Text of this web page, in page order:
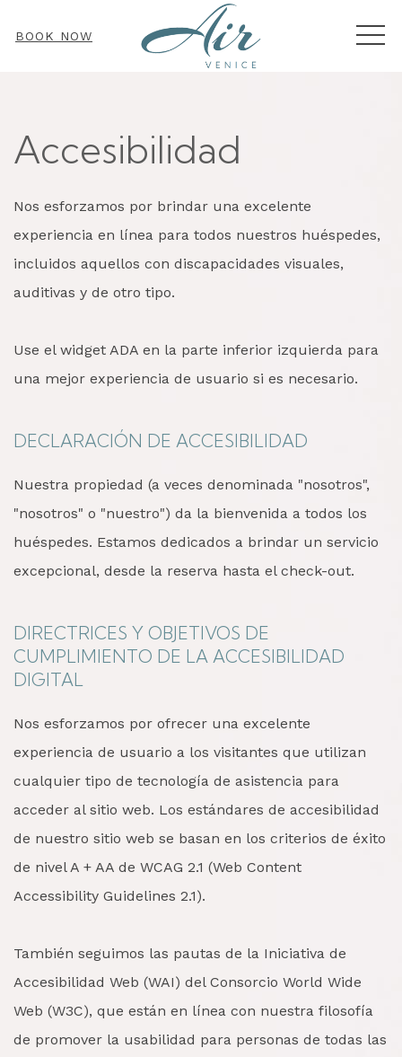
BOOK NOW
Accesibilidad
Nos esforzamos por brindar una excelente
experiencia en línea para todos nuestros huéspedes,
incluidos aquellos con discapacidades visuales,
auditivas y de otro tipo.
Use el widget ADA en la parte inferior izquierda para
una mejor experiencia de usuario si es necesario.
DECLARACIÓN DE ACCESIBILIDAD
Nuestra propiedad (a veces denominada "nosotros",
"nosotros" o "nuestro") da la bienvenida a todos los
huéspedes. Estamos dedicados a brindar un servicio
excepcional, desde la reserva hasta el check-out.
DIRECTRICES Y OBJETIVOS DE
CUMPLIMIENTO DE LA ACCESIBILIDAD
DIGITAL
Nos esforzamos por ofrecer una excelente
experiencia de usuario a los visitantes que utilizan
cualquier tipo de tecnología de asistencia para
acceder al sitio web. Los estándares de accesibilidad
de nuestro sitio web se basan en los criterios de éxito
de nivel A + AA de WCAG 2.1 (Web Content
Accessibility Guidelines 2.1).
También seguimos las pautas de la Iniciativa de
Accesibilidad Web (WAI) del Consorcio World Wide
Web (W3C), que están en línea con nuestra filosofía
de promover la usabilidad para personas de todas las